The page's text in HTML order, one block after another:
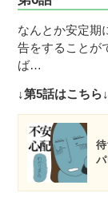
なんとか安定期
告をすることが
ば…
↓第5話はこちら↓